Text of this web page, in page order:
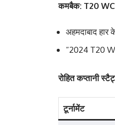
कमबैक: T20
अहमदाबाद हार
“2024 T20
रोहित कप्तानी
टूर्नामेंट